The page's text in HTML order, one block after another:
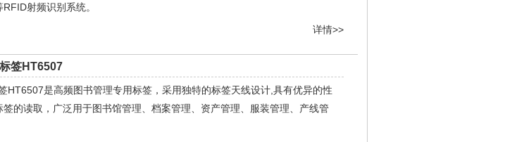
射频识别系统。
详情>>
签HT6507
HT6507是高频图书管理专用标签，采用独特的标签天线设计,具有优异的性
的读取，广泛用于图书馆管理、档案管理、资产管理、服装管理、产线管